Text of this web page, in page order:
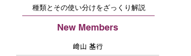
種類とその使い分けをざっくり解説
New Members
﨑山 基行